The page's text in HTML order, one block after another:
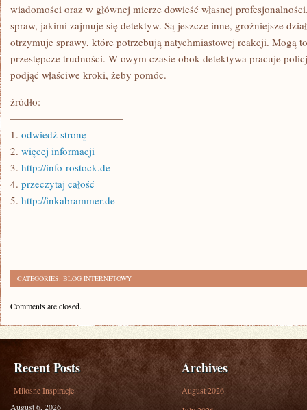
wiadomości oraz w głównej mierze dowieść własnej
spraw, jakimi zajmuje się detektyw. Są jeszcze inne, groźniejsze
otrzymuje sprawy, które potrzebują natychmiastowej reakcji. Mogą
przestępcze trudności. W owym czasie obok detektywa pracuje
podjąć właściwe kroki, żeby pomóc.
źródło:
———————————
1. odwiedź stronę
2. więcej informacji
3. http://info-rostock.de
4. przeczytaj całość
5. http://inkabrammer.de
CATEGORIES: BLOG INTERNETOWY
Comments are closed.
Recent Posts
Miłosne Inspiracje
August 6, 2026
Archives
August 2026